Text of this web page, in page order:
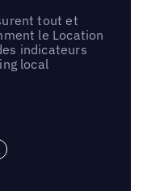
tout et
le Location
indicateurs
local